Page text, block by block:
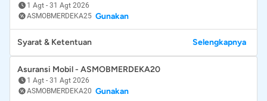
1 Agt - 31 Agt 2026
ASMOBMERDEKA25 Gunakan
Syarat & Ketentuan Selengkapnya
Asuransi Mobil - ASMOBMERDEKA20
1 Agt - 31 Agt 2026
ASMOBMERDEKA20 Gunakan